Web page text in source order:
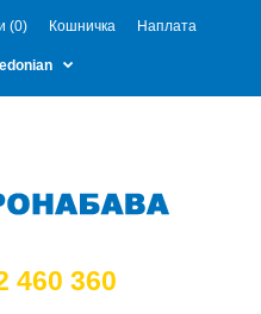
(0) Кошничка Наплата
460 360